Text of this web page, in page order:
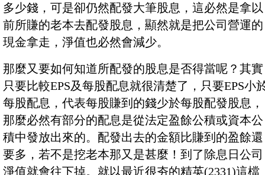
多少錢，可是卻仍然配發大筆股息，這必然是拿以
前所賺的老本去配發股息，顯然就是把公司營運的
現金拿走，淨值也必然會減少。
那麼又要如何知道所配發的股息是否得當呢？其實
只要比較EPS及每股配息就很清楚了，只要EPS小
每股配息，代表每股賺到的錢少於每股配發股息，
那麼必然有部分的配息是從法定盈餘公積或資本公
積中發放出來的。配發出去的金額比賺到的盈餘還
要多，若不是挖老本那又是甚麼！到了除息日公司
淨值就會往下掉。就以最近很夯的精英(2331)這檔